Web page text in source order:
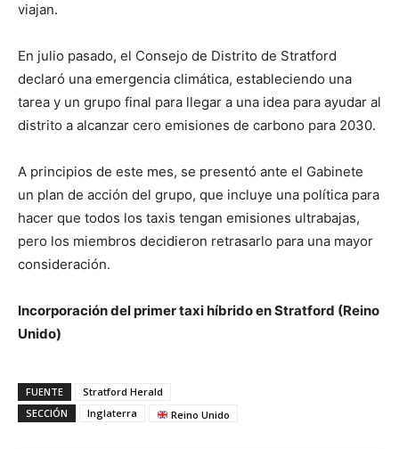
viajan.
En julio pasado, el Consejo de Distrito de Stratford
declaró una emergencia climática, estableciendo una
tarea y un grupo final para llegar a una idea para ayudar al
distrito a alcanzar cero emisiones de carbono para 2030.
A principios de este mes, se presentó ante el Gabinete
un plan de acción del grupo, que incluye una política para
hacer que todos los taxis tengan emisiones ultrabajas,
pero los miembros decidieron retrasarlo para una mayor
consideración.
Incorporación del primer taxi híbrido en Stratford (Reino
Unido)
FUENTE
Stratford Herald
SECCIÓN
Inglaterra Reino Unido